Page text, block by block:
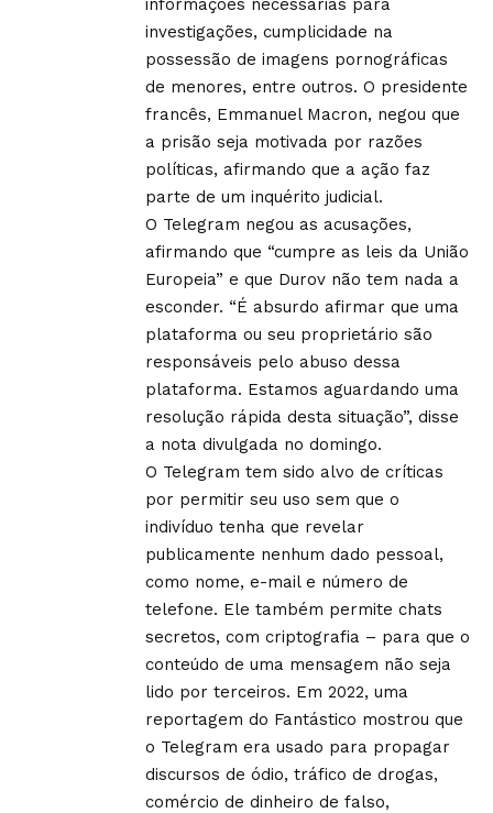
investigações, cumplicidade na
possessão de imagens pornográficas
de menores, entre outros. O presidente
francês, Emmanuel Macron, negou que
a prisão seja motivada por razões
políticas, afirmando que a ação faz
parte de um inquérito judicial.
O Telegram negou as acusações,
afirmando que “cumpre as leis da União
Europeia” e que Durov não tem nada a
esconder. “É absurdo afirmar que uma
plataforma ou seu proprietário são
responsáveis pelo abuso dessa
plataforma. Estamos aguardando uma
resolução rápida desta situação”, disse
a nota divulgada no domingo.
O Telegram tem sido alvo de críticas
por permitir seu uso sem que o
indivíduo tenha que revelar
publicamente nenhum dado pessoal,
como nome, e-mail e número de
telefone. Ele também permite chats
secretos, com criptografia – para que o
conteúdo de uma mensagem não seja
lido por terceiros. Em 2022, uma
reportagem do Fantástico mostrou que
o Telegram era usado para propagar
discursos de ódio, tráfico de drogas,
comércio de dinheiro de falso,